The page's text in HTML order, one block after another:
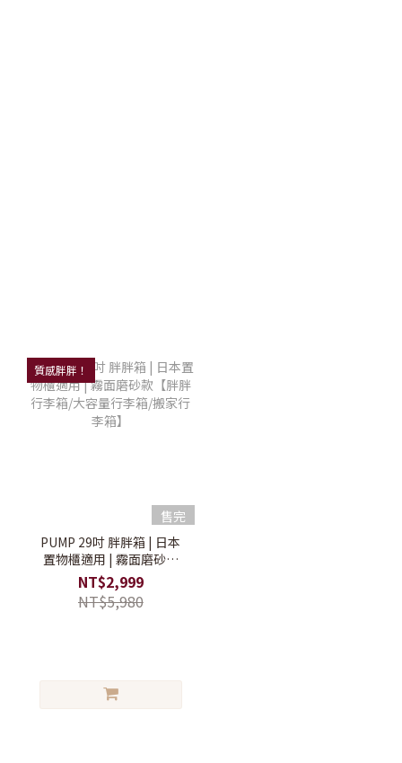
質感胖胖！
售完
PUMP 29吋 胖胖箱 | 日本
置物櫃適用 | 霧面磨砂款
【胖胖行李箱/大容量行李
箱/搬家行李箱】
NT$2,999
NT$5,980